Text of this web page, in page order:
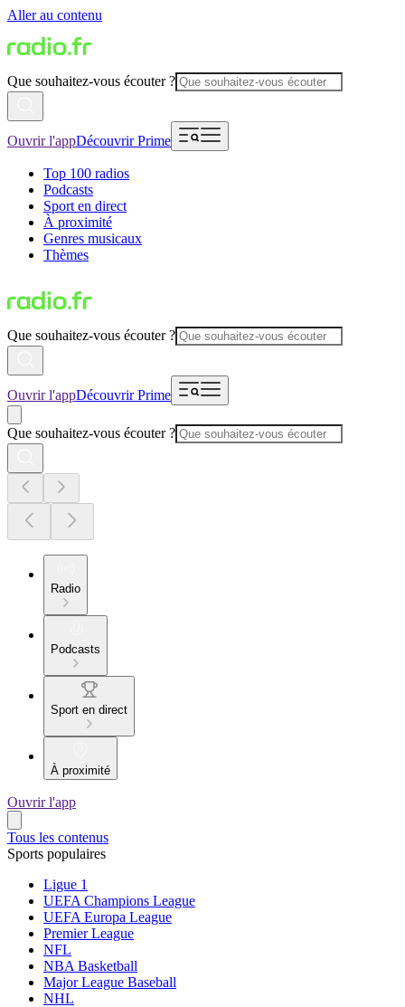
Aller au contenu
Que souhaitez-vous écouter ?
Ouvrir l'appDécouvrir Prime
Top 100 radios
Podcasts
Sport en direct
À proximité
Genres musicaux
Thèmes
Que souhaitez-vous écouter ?
Ouvrir l'appDécouvrir Prime
Que souhaitez-vous écouter ?
Radio
Podcasts
Sport en direct
À proximité
Ouvrir l'app
Tous les contenus
Sports populaires
Ligue 1
UEFA Champions League
UEFA Europa League
Premier League
NFL
NBA Basketball
Major League Baseball
NHL